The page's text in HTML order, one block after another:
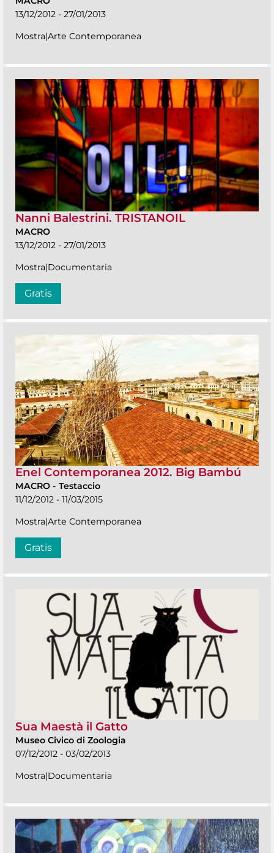
13/12/2012 - 27/01/2013
Mostra|Arte Contemporanea
Nanni Balestrini. TRISTANOIL
MACRO
13/12/2012 - 27/01/2013
Mostra|Documentaria
Gratis
Enel Contemporanea 2012. Big Bambú
MACRO - Testaccio
11/12/2012 - 11/03/2015
Mostra|Arte Contemporanea
Gratis
Sua Maestà il Gatto
Museo Civico di Zoologia
07/12/2012 - 03/02/2013
Mostra|Documentaria